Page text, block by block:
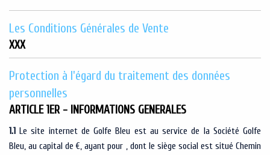
Les Conditions Générales de Vente
XXX
Protection à l'égard du traitement des données
personnelles
ARTICLE 1ER - INFORMATIONS GENERALES
1.1 Le site internet de Golfe Bleu est au service de la Société Golfe
Bleu, au capital de €, ayant pour , dont le siège social est situé Chemin